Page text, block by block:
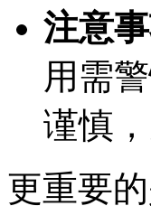
注意事
用需
谨慎
更重要